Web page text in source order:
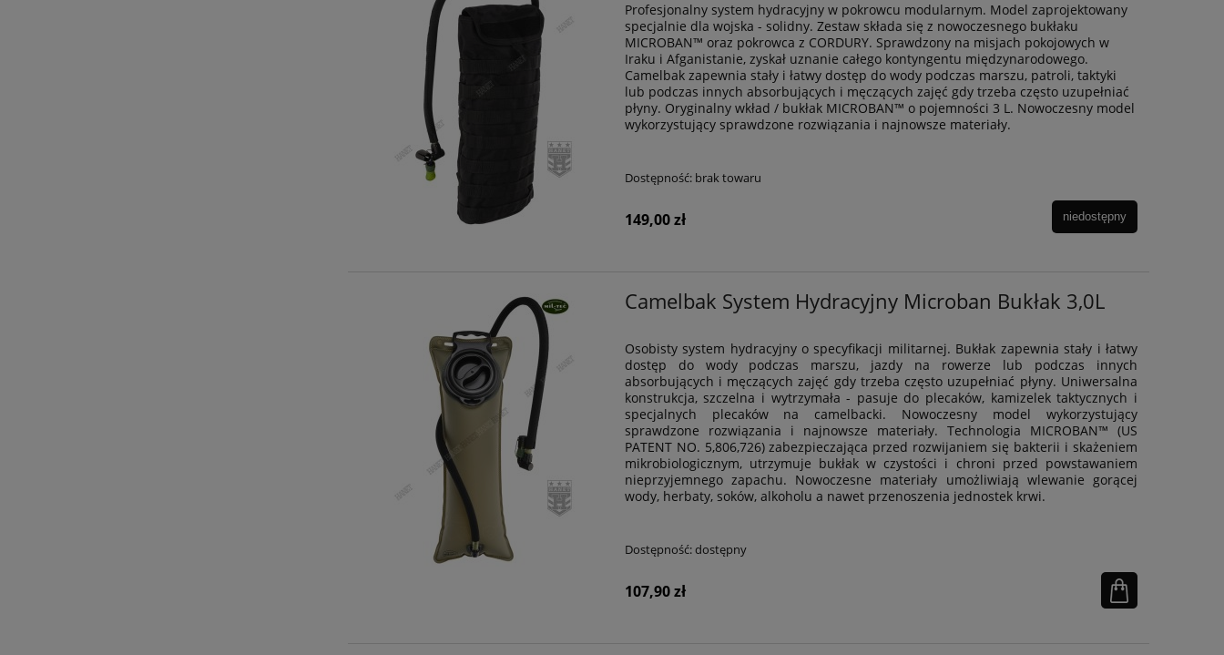
Profesjonalny system hydracyjny w pokrowcu modularnym. Model zaprojektowany
specjalnie dla wojska - solidny. Zestaw składa się z nowoczesnego bukłaku
MICROBAN™ oraz pokrowca z CORDURY. Sprawdzony na misjach pokojowych w
Iraku i Afganistanie, zyskał uznanie całego kontyngentu międzynarodowego.
Camelbak zapewnia stały i łatwy dostęp do wody podczas marszu, patroli, taktyki
lub podczas innych absorbujących i męczących zajęć gdy trzeba często uzupełniać
płyny. Oryginalny wkład / bukłak MICROBAN™ o pojemności 3 L. Nowoczesny model
wykorzystujący sprawdzone rozwiązania i najnowsze materiały.
Dostępność: brak towaru
149,00 zł niedostępny
Camelbak System Hydracyjny Microban Bukłak 3,0L
Osobisty system hydracyjny o specyfikacji militarnej. Bukłak zapewnia stały i łatwy
dostęp do wody podczas marszu, jazdy na rowerze lub podczas innych
absorbujących i męczących zajęć gdy trzeba często uzupełniać płyny. Uniwersalna
konstrukcja, szczelna i wytrzymała - pasuje do plecaków, kamizelek taktycznych i
specjalnych plecaków na camelbacki. Nowoczesny model wykorzystujący
sprawdzone rozwiązania i najnowsze materiały. Technologia MICROBAN™ (US
PATENT NO. 5,806,726) zabezpieczająca przed rozwijaniem się bakterii i skażeniem
mikrobiologicznym, utrzymuje bukłak w czystości i chroni przed powstawaniem
nieprzyjemnego zapachu. Nowoczesne materiały umożliwiają wlewanie gorącej
wody, herbaty, soków, alkoholu a nawet przenoszenia jednostek krwi.
Dostępność:dostępny
107,90 zł